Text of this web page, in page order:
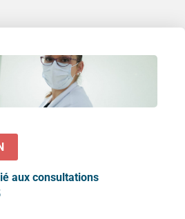
aux consultations